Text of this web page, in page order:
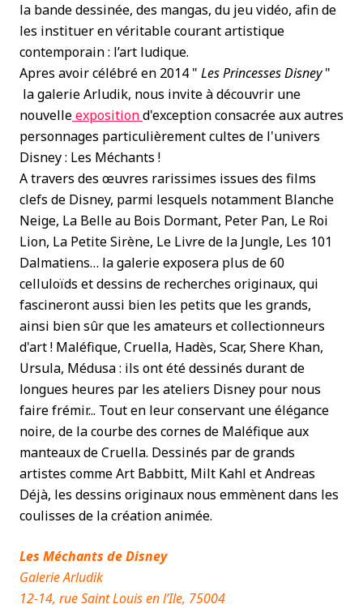
la bande dessinée, des mangas, du jeu vidéo, afin de
les instituer en véritable courant artistique
contemporain : l’art ludique.
Apres avoir célébré en 2014 " Les Princesses Disney"
la galerie Arludik, nous invite à découvrir une
nouvelleexpositiond'exception consacrée aux autres
personnages particulièrement cultes de l'univers
Disney : Les Méchants !
A travers des œuvres rarissimes issues des films
clefs de Disney, parmi lesquels notamment Blanche
Neige, La Belle au Bois Dormant, Peter Pan, Le Roi
Lion, La Petite Sirène, Le Livre de la Jungle, Les 101
Dalmatiens… la galerie exposera plus de 60
celluloïds et dessins de recherches originaux, qui
fascineront aussi bien les petits que les grands,
ainsi bien sûr que les amateurs et collectionneurs
d'art ! Maléfique, Cruella, Hadès, Scar, Shere Khan,
Ursula, Médusa : ils ont été dessinés durant de
longues heures par les ateliers Disney pour nous
faire frémir... Tout en leur conservant une élégance
noire, de la courbe des cornes de Maléfique aux
manteaux de Cruella. Dessinés par de grands
artistes comme Art Babbitt, Milt Kahl et Andreas
Déjà, les dessins originaux nous emmènent dans les
coulisses de la création animée.
Les Méchants de Disney
Galerie Arludik
12-14, rue Saint Louis en l’Ile, 75004